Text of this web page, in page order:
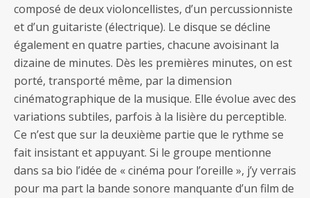
composé de deux violoncellistes, d’un percussionniste
et d’un guitariste (électrique). Le disque se décline
également en quatre parties, chacune avoisinant la
dizaine de minutes. Dès les premières minutes, on est
porté, transporté même, par la dimension
cinématographique de la musique. Elle évolue avec des
variations subtiles, parfois à la lisière du perceptible.
Ce n’est que sur la deuxième partie que le rythme se
fait insistant et appuyant. Si le groupe mentionne
dans sa bio l’idée de « cinéma pour l’oreille », j’y verrais
pour ma part la bande sonore manquante d’un film de